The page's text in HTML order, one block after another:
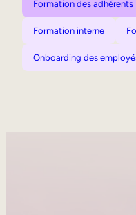
Formation des adhérents
Formation interne
Onboarding des